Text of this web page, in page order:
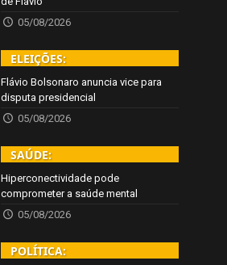
05/08/2026
ELEIÇÕES:
Flávio Bolsonaro anuncia vice para
disputa presidencial
05/08/2026
SAÚDE:
Hiperconectividade pode
comprometer a saúde mental
05/08/2026
POLÍTICA: